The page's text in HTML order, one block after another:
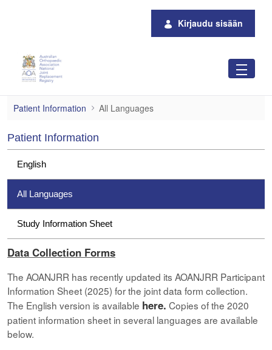
Kirjaudu sisään
All Languages
Patient Information All Languages
Patient Information
English
All Languages
Study Information Sheet
Data Collection Forms
The AOANJRR has recently updated its AOANJRR Participant
Information Sheet (2025) for the joint data form collection.
The English version is available here. Copies of the 2020
patient information sheet in several languages are available
below.